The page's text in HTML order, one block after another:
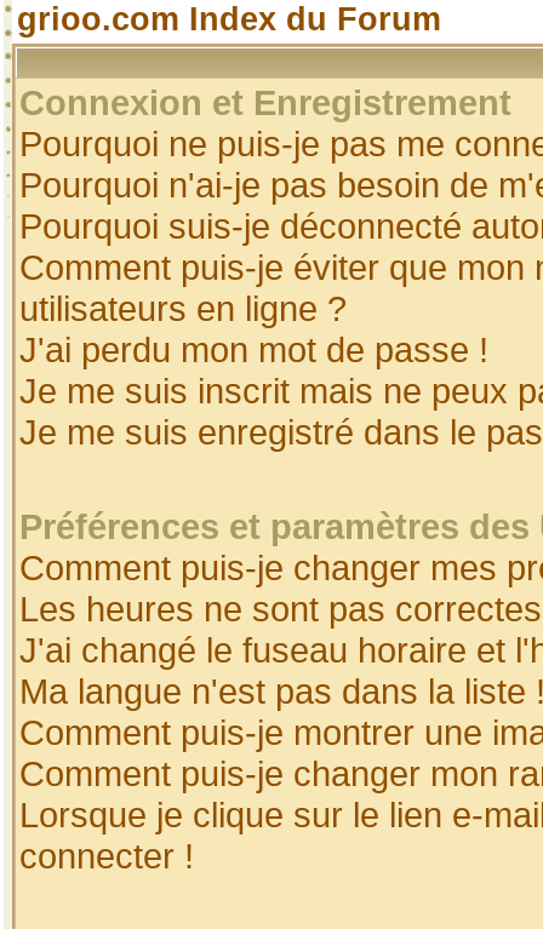
grioo.com Index du Forum
Connexion et Enregistrement
Pourquoi ne puis-je pas me
Pourquoi n'ai-je pas besoin de
Pourquoi suis-je déconnecté
Comment puis-je éviter que
utilisateurs en ligne ?
J'ai perdu mon mot de passe !
Je me suis inscrit mais ne peux
Je me suis enregistré dans le
Préférences et paramètres
Comment puis-je changer mes
Les heures ne sont pas
J'ai changé le fuseau horaire et
Ma langue n'est pas dans la liste
Comment puis-je montrer une
Comment puis-je changer mon
Lorsque je clique sur le lien e-
connecter !